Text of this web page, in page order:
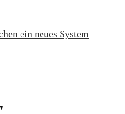
ein neues System